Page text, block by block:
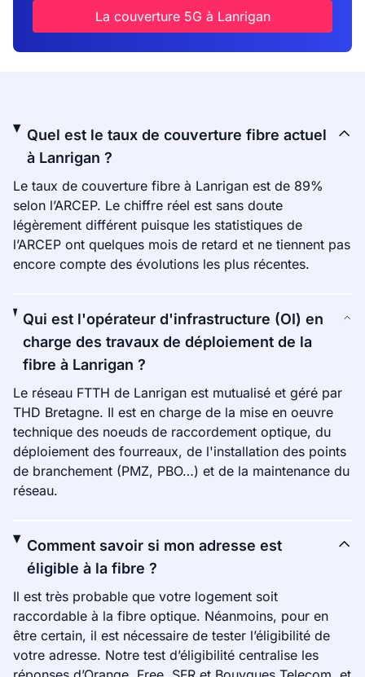
La couverture 5G à Lanrigan
Quel est le taux de couverture fibre actuel
à Lanrigan ?
Le taux de couverture fibre à Lanrigan est de 89%
selon l’ARCEP. Le chiffre réel est sans doute
légèrement différent puisque les statistiques de
l’ARCEP ont quelques mois de retard et ne tiennent pas
encore compte des évolutions les plus récentes.
Qui est l'opérateur d'infrastructure (OI) en
charge des travaux de déploiement de la
fibre à Lanrigan ?
Le réseau FTTH de Lanrigan est mutualisé et géré par
THD Bretagne. Il est en charge de la mise en oeuvre
technique des noeuds de raccordement optique, du
déploiement des fourreaux, de l'installation des points
de branchement (PMZ, PBO…) et de la maintenance du
réseau.
Comment savoir si mon adresse est
éligible à la fibre ?
Il est très probable que votre logement soit
raccordable à la fibre optique. Néanmoins, pour en
être certain, il est nécessaire de tester l’éligibilité de
votre adresse. Notre test d’éligibilité centralise les